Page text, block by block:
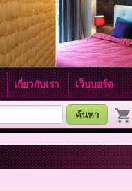
เกี่ยวกับเรา เว็บบอร์ด